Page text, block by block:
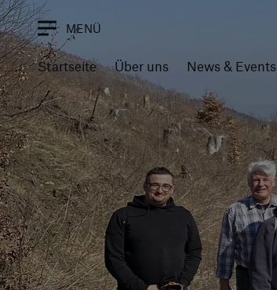
MENÜ
Startseite Über uns News & Events